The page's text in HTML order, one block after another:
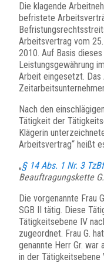
Die klagende
befristete
Arbeitsvertrag vom
2010. Auf Basis
Leistungsgewährung
Arbeit eingesetzt. Das
Nach den
Tätigkeit der
Klägerin
Arbeitsvertrag“ heißt
„§ 14 Abs. 1 Nr. 3
Beauftragungskette
Die vorgenannte Frau
SGB II tätig. Diese
Tätigkeitsebene IV
zugeordnet. Frau G.
genannte Herr Gr. war
in der Tätigkeitsebene